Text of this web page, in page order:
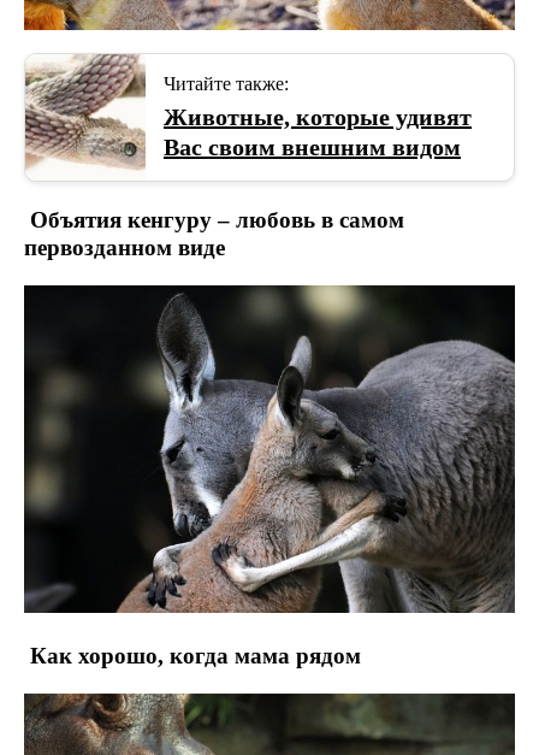
Читайте также:
Животные, которые удивят
Вас своим внешним видом
Объятия кенгуру – любовь в самом
первозданном виде
Как хорошо, когда мама рядом